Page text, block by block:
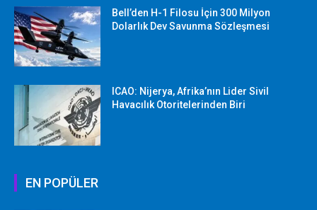
Bell’den H-1 Filosu İçin 300 Milyon
Dolarlık Dev Savunma Sözleşmesi
ICAO: Nijerya, Afrika’nın Lider Sivil
Havacılık Otoritelerinden Biri
EN POPÜLER